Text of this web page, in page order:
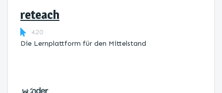
reteach
420
Die Lernplattform ​für den Mittelstand